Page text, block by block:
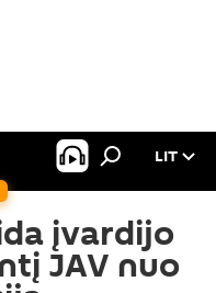
LIT
įvardijo
JAV nuo